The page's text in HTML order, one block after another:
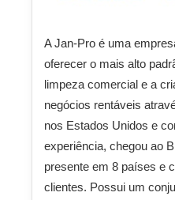
A Jan-Pro é uma
oferecer o mais alto
limpeza comercial e a
negócios rentáveis
nos Estados Unidos e
experiência, chegou ao
presente em 8 países e
clientes. Possui um